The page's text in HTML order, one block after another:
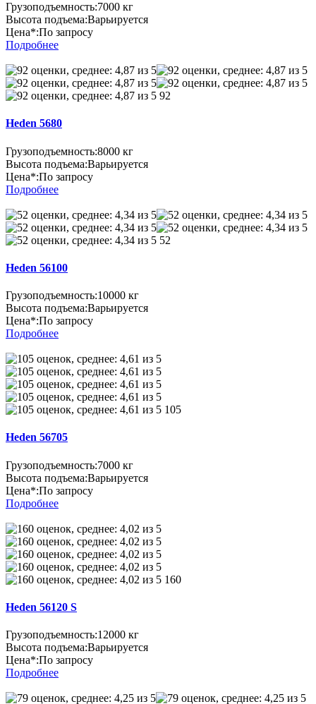
Грузоподъемность:7000 кг
Высота подъема:Варьируется
Цена*:По запросу
Подробнее
92
Heden 5680
Грузоподъемность:8000 кг
Высота подъема:Варьируется
Цена*:По запросу
Подробнее
52
Heden 56100
Грузоподъемность:10000 кг
Высота подъема:Варьируется
Цена*:По запросу
Подробнее
105
Heden 56705
Грузоподъемность:7000 кг
Высота подъема:Варьируется
Цена*:По запросу
Подробнее
160
Heden 56120 S
Грузоподъемность:12000 кг
Высота подъема:Варьируется
Цена*:По запросу
Подробнее